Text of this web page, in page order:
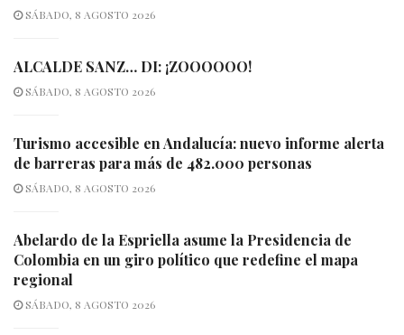
SÁBADO, 8 AGOSTO 2026
ALCALDE SANZ… DI: ¡ZOOOOOO!
SÁBADO, 8 AGOSTO 2026
Turismo accesible en Andalucía: nuevo informe alerta
de barreras para más de 482.000 personas
SÁBADO, 8 AGOSTO 2026
Abelardo de la Espriella asume la Presidencia de
Colombia en un giro político que redefine el mapa
regional
SÁBADO, 8 AGOSTO 2026